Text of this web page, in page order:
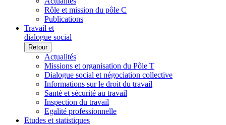
Rôle et mission du pôle C
Publications
Travail et
dialogue social
Retour
Actualités
Missions et organisation du Pôle T
Dialogue social et négociation collective
Informations sur le droit du travail
Santé et sécurité au travail
Inspection du travail
Egalité professionnelle
Etudes et statistiques